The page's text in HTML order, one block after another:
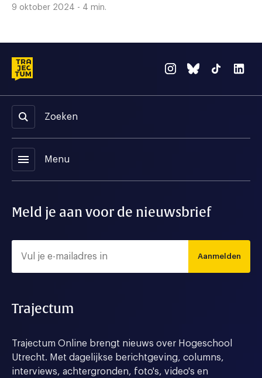
9 oktober 2024 - 4 min.
Zoeken
menu Menu
Meld je aan voor de nieuwsbrief
Aanmelden
Trajectum
Trajectum Online brengt nieuws over Hogeschool
Utrecht. Met dagelijkse berichtgeving, columns,
interviews, achtergronden, foto's, video's en